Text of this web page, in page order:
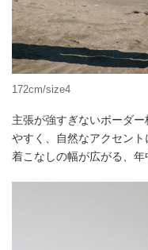
172cm/size4
主張が強すぎないボーダ
やすく、自然なアクセント
着こなしの幅が広がる、